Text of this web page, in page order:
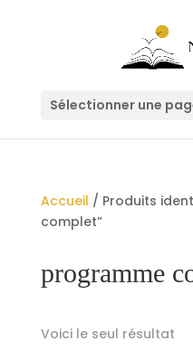
Sélectionner une
Accueil / Produits
complet”
programme
Voici le seul résultat